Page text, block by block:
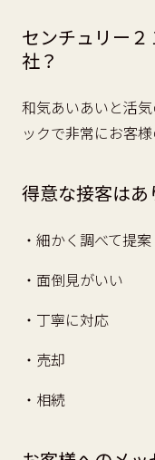
センチュリー
社？
和気あいあいと活
ックで非常にお客
得意な接客はあ
・細かく調べて提案
・面倒見がいい
・丁寧に対応
・売却
・相続